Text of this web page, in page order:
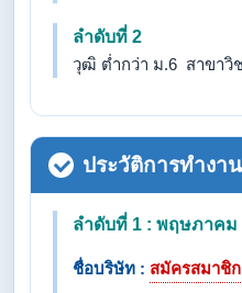
ลำดับที่ 2
วุฒิ ต่ำกว่า ม.6 สาขาวิ
ประวัติการทำงาน
ลำดับที่ 1 : พฤษภาคม
ชื่อบริษัท : สมัครสมาชิ